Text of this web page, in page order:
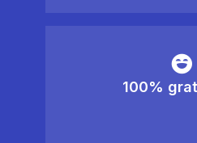
100%